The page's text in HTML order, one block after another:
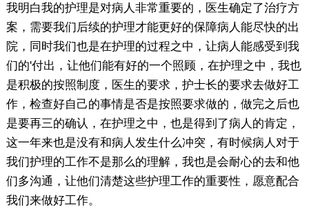
我明白我的护理是对病人非常重要的，医生确定了治疗方
案，需要我们后续的护理才能更好的保障病人能尽快的出
院，同时我们也是在护理的过程之中，让病人能感受到我
们的'付出，让他们能有好的一个照顾，在护理之中，我也
是积极的按照制度，医生的要求，护士长的要求去做好工
作，检查好自己的事情是否是按照要求做的，做完之后也
是要再三的确认，在护理之中，也是得到了病人的肯定，
这一年来也是没有和病人发生什么冲突，有时候病人对于
我们护理的工作不是那么的理解，我也是会耐心的去和他
们多沟通，让他们清楚这些护理工作的重要性，愿意配合
我们来做好工作。